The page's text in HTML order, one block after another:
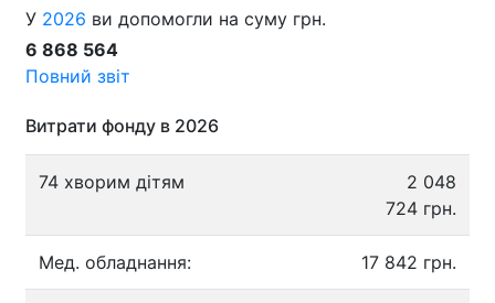
У 2026 ви допомогли на суму грн.
6 868 564
Повний звіт
Витрати фонду в 2026
74 хворим дітям
2 048
724 грн.
Мед. обладнання: 17 842 грн.